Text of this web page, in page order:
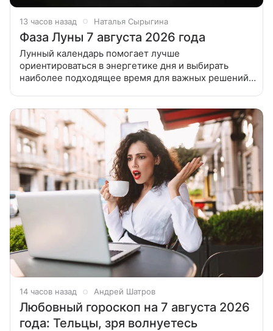
13 часов назад Наталья Сырыгина
Фаза Луны 7 августа 2026 года
Лунный календарь помогает лучше
ориентироваться в энергетике дня и выбирать
наиболее подходящее время для важных решений.
14 часов назад Андрей Шатров
Любовный гороскоп на 7 августа 2026
года: Тельцы, зря волнуетесь